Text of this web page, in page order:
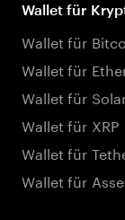
Wallet für
Wallet für
Wallet für
Wallet für
Wallet für XRP
Wallet für
Wallet für